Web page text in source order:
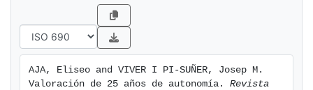
AJA, Eliseo and VIVER I PI-SUÑER, Josep M.
Valoración de 25 años de autonomía. Revista